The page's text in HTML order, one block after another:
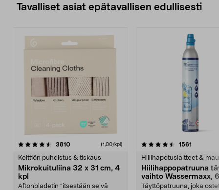
Tavalliset asiat epätavallisen edullisesti
3810arvostelut (1,00/kpl)
Keittiön puhdistus & tiskaus
Mikrokuituliina 32 x 31 cm, 4
kpl
Aftonbladetin "itsestään selvä
4.5viidestä
1561
Hiilihapotuslaitteet &
Hiilihappopatruuna
vaihto Wassermaxx,
Täyttöpatruuna, joka
4.5viidestä